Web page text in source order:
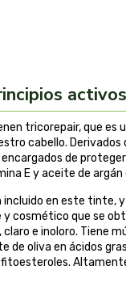
activos
tricorepair, que es
cabello. Derivados
encargados de
E y aceite de
incluido en este tinte,
cosmético que se
e inoloro. Tiene
de oliva en ácidos